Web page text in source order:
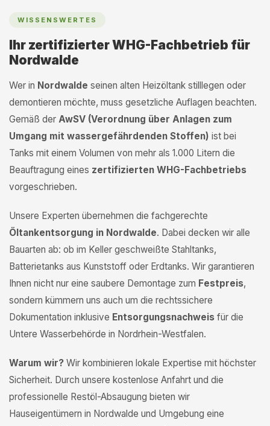
WISSENSWERTES
Ihr zertifizierter WHG-Fachbetrieb für
Nordwalde
Wer in Nordwalde seinen alten Heizöltank stilllegen oder
demontieren möchte, muss gesetzliche Auflagen beachten.
Gemäß der AwSV (Verordnung über Anlagen zum
Umgang mit wassergefährdenden Stoffen) ist bei
Tanks mit einem Volumen von mehr als 1.000 Litern die
Beauftragung eines zertifizierten WHG-Fachbetriebs
vorgeschrieben.
Unsere Experten übernehmen die fachgerechte
Öltankentsorgung in Nordwalde. Dabei decken wir alle
Bauarten ab: ob im Keller geschweißte Stahltanks,
Batterietanks aus Kunststoff oder Erdtanks. Wir garantieren
Ihnen nicht nur eine saubere Demontage zum Festpreis,
sondern kümmern uns auch um die rechtssichere
Dokumentation inklusive Entsorgungsnachweis für die
Untere Wasserbehörde in Nordrhein-Westfalen.
Warum wir? Wir kombinieren lokale Expertise mit höchster
Sicherheit. Durch unsere kostenlose Anfahrt und die
professionelle Restöl-Absaugung bieten wir
Hauseigentümern in Nordwalde und Umgebung eine